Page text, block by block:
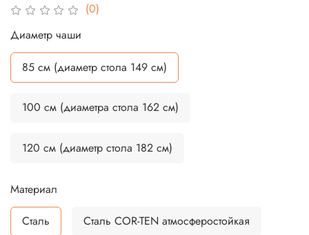
(0)
Диаметр чаши
85 см (диаметр стола 149 см)
100 см (диаметра стола 162 см)
120 см (диаметр стола 182 см)
Материал
Сталь Сталь COR-TEN атмосферостойкая